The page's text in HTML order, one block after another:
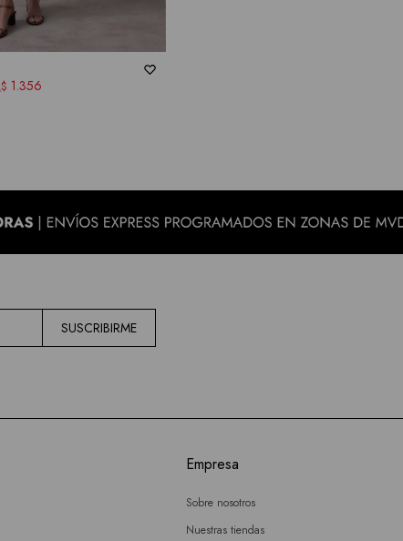
$ 1.356
SUSCRIBIRME
Empresa
Sobre nosotros
Nuestras tiendas